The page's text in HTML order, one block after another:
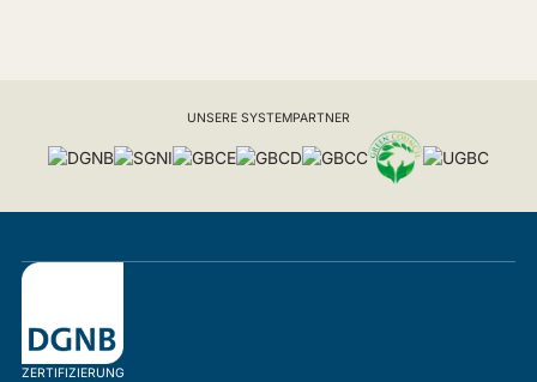
UNSERE SYSTEMPARTNER
ZERTIFIZIERUNG